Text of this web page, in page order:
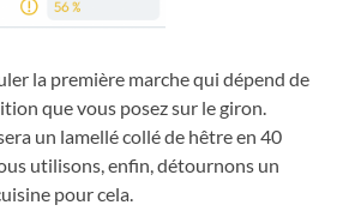
la première marche qui dépend de
que vous posez sur le giron.
un lamellé collé de hêtre en 40
utilisons, enfin, détournons un
pour cela.